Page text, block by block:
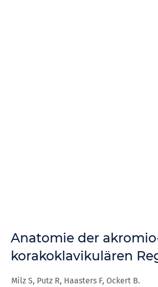
Anatomie der
korakoklavikulären
Milz S, Putz R, Haasters F, Ockert B.